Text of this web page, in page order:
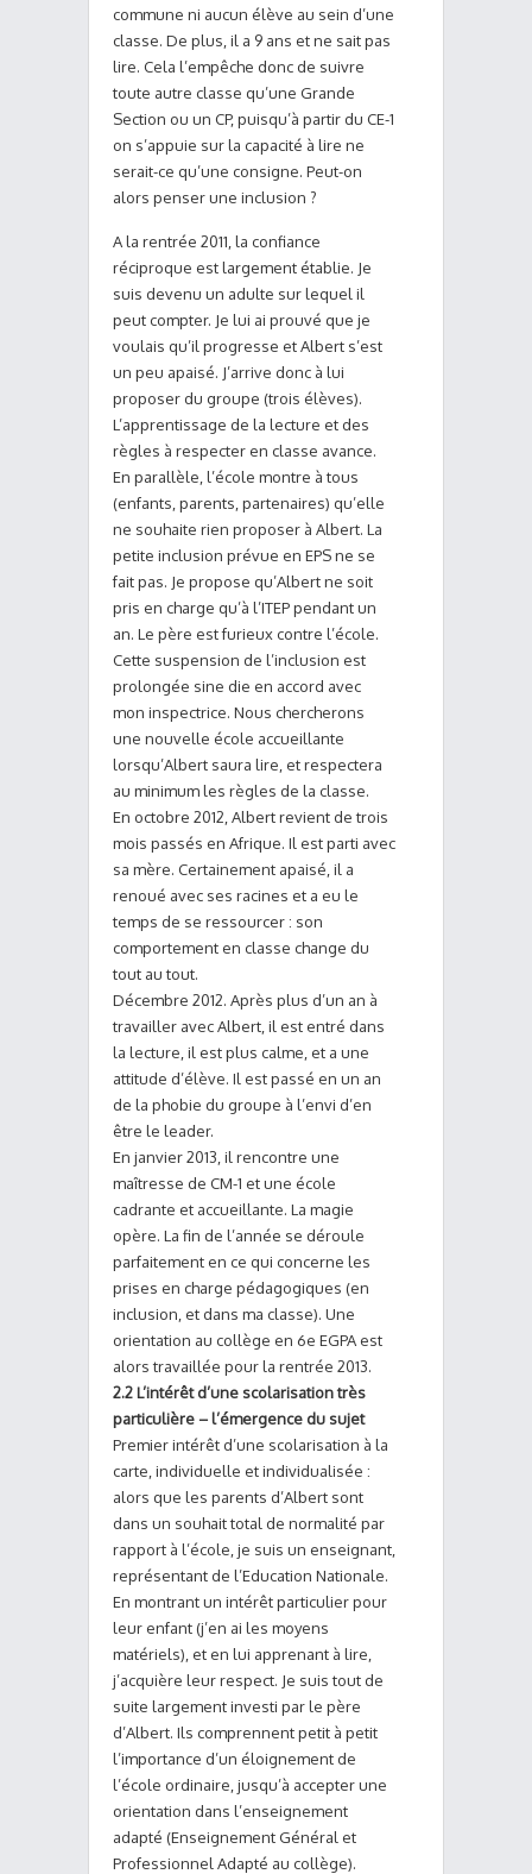
commune ni aucun élève au sein d’une
classe. De plus, il a 9 ans et ne sait pas
lire. Cela l’empêche donc de suivre
toute autre classe qu’une Grande
Section ou un CP, puisqu’à partir du CE-1
on s’appuie sur la capacité à lire ne
serait-ce qu’une consigne. Peut-on
alors penser une inclusion ?
A la rentrée 2011, la confiance
réciproque est largement établie. Je
suis devenu un adulte sur lequel il
peut compter. Je lui ai prouvé que je
voulais qu’il progresse et Albert s’est
un peu apaisé. J’arrive donc à lui
proposer du groupe (trois élèves).
L’apprentissage de la lecture et des
règles à respecter en classe avance.
En parallèle, l’école montre à tous
(enfants, parents, partenaires) qu’elle
ne souhaite rien proposer à Albert. La
petite inclusion prévue en EPS ne se
fait pas. Je propose qu’Albert ne soit
pris en charge qu’à l’ITEP pendant un
an. Le père est furieux contre l’école.
Cette suspension de l’inclusion est
prolongée sine die en accord avec
mon inspectrice. Nous chercherons
une nouvelle école accueillante
lorsqu’Albert saura lire, et respectera
au minimum les règles de la classe.
En octobre 2012, Albert revient de trois
mois passés en Afrique. Il est parti avec
sa mère. Certainement apaisé, il a
renoué avec ses racines et a eu le
temps de se ressourcer : son
comportement en classe change du
tout au tout.
Décembre 2012. Après plus d’un an à
travailler avec Albert, il est entré dans
la lecture, il est plus calme, et a une
attitude d’élève. Il est passé en un an
de la phobie du groupe à l’envi d’en
être le leader.
En janvier 2013, il rencontre une
maîtresse de CM-1 et une école
cadrante et accueillante. La magie
opère. La fin de l’année se déroule
parfaitement en ce qui concerne les
prises en charge pédagogiques (en
inclusion, et dans ma classe). Une
orientation au collège en 6e EGPA est
alors travaillée pour la rentrée 2013.
2.2 L’intérêt d’une scolarisation très
particulière – l’émergence du sujet
Premier intérêt d’une scolarisation à la
carte, individuelle et individualisée :
alors que les parents d’Albert sont
dans un souhait total de normalité par
rapport à l’école, je suis un enseignant,
représentant de l’Education Nationale.
En montrant un intérêt particulier pour
leur enfant (j’en ai les moyens
matériels), et en lui apprenant à lire,
j’acquière leur respect. Je suis tout de
suite largement investi par le père
d’Albert. Ils comprennent petit à petit
l’importance d’un éloignement de
l’école ordinaire, jusqu’à accepter une
orientation dans l’enseignement
adapté (Enseignement Général et
Professionnel Adapté au collège).